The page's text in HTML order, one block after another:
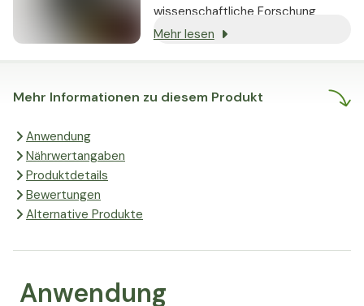
Mehr Informationen zu diesem Produkt
Anwendung
Nährwertangaben
Produktdetails
Bewertungen
Alternative Produkte
Anwendung
wissenschaftliche Forschung
gestützt werden und nachweislich
Mehr lesen